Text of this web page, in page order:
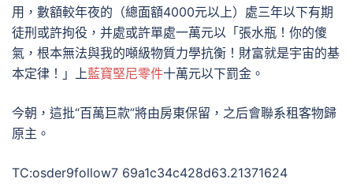
用，數額較年夜的（總面額4000元以上）處三年以下有期
徒刑或許拘役，并處或許單處一萬元以「張水瓶！你的傻
氣，根本無法與我的噸級物質力學抗衡！財富就是宇宙的基
本定律！」上藍寶堅尼零件十萬元以下罰金。
今朝，這批“百萬巨款”將由房東保留，之后會聯系租客物歸
原主。
TC:osder9follow7 69a1c34c428d63.21371624